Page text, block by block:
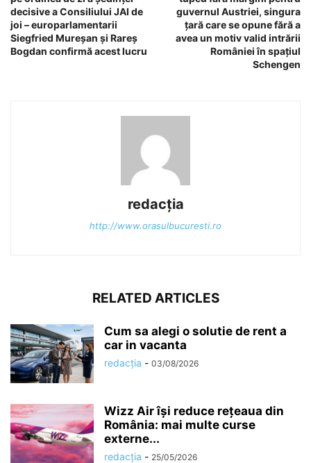
decisive a Consiliului JAI de
joi – europarlamentarii
Siegfried Mureșan și Rareș
Bogdan confirmă acest lucru
guvernul Austriei, singura
țară care se opune fără a
avea un motiv valid intrării
României în spațiul
Schengen
redacția
http://www.orasulbucuresti.ro
RELATED ARTICLES
Cum sa alegi o solutie de rent a
car in vacanta
redacția - 03/08/2026
Wizz Air își reduce rețeaua din
România: mai multe curse
externe...
redacția - 25/05/2026